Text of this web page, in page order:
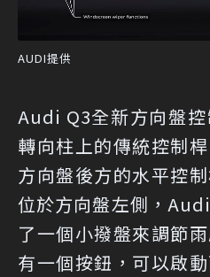
AUDI提供
Audi Q3全新方向盤
轉向柱上的傳統控制
方向盤後方的水平控
位於方向盤左側，
了一個小撥盤來調節
有一個按鈕，可以啟